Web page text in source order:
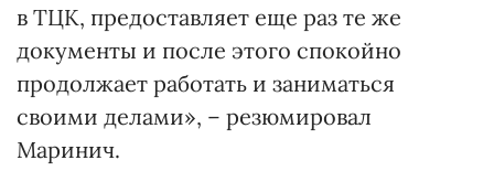
в ТЦК, предоставляет еще раз те же
документы и после этого спокойно
продолжает работать и заниматься
своими делами», – резюмировал
Маринич.